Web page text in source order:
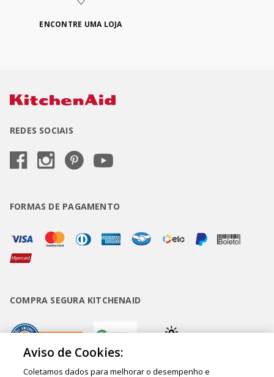
ENCONTRE UMA LOJA
REDES SOCIAIS
FORMAS DE PAGAMENTO
COMPRA SEGURA KITCHENAID
Aviso de Cookies:
Coletamos dados para melhorar o desempenho e